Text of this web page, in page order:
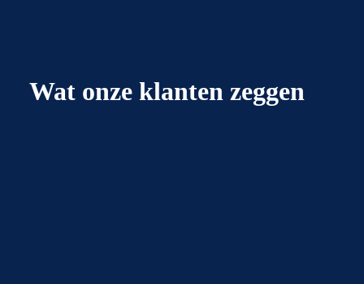
Wat onze klanten zeggen